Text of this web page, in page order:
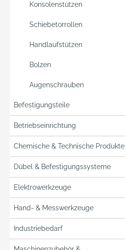
Konsolenstützen
Schiebetorrollen
Handlaufstützen
Bolzen
Augenschrauben
Befestigungsteile
Betriebseinrichtung
Chemische & Technische Produkte
Dübel & Befestigungssysteme
Elektrowerkzeuge
Hand- & Messwerkzeuge
Industriebedarf